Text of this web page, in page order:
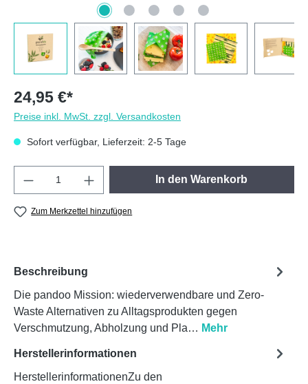
24,95 €*
Preise inkl. MwSt. zzgl. Versandkosten
Sofort verfügbar, Lieferzeit: 2-5 Tage
Produkt Anzahl: Gib den gewünschten
In den Warenkorb
Zum Merkzettel hinzufügen
Beschreibung
Die pandoo Mission: wiederverwendbare und Zero-
Waste Alternativen zu Alltagsprodukten gegen
Verschmutzung, Abholzung und Pla… Mehr
Herstellerinformationen
HerstellerinformationenZu den